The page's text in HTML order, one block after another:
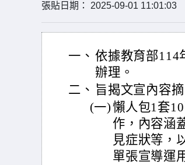
張貼日期： 2025-09-01 11:01:03
一、 依據教育部114
辦理。
二、 旨揭文宣內容
(一)懶人包1套
作，內容涵
見症狀等，
單張宣導運